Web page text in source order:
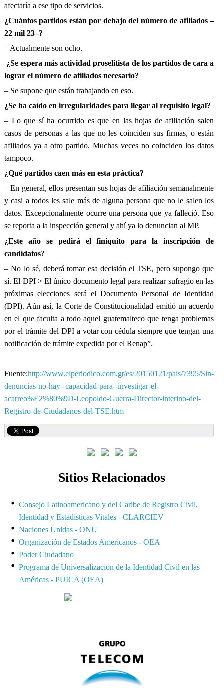
afectaría a ese tipo de servicios.
¿Cuántos partidos están por debajo del número de afiliados –
22 mil 23–?
– Actualmente son ocho.
¿Se espera más actividad proselitista de los partidos de cara a
lograr el número de afiliados necesario?
– Se supone que están trabajando en eso.
¿Se ha caído en irregularidades para llegar al requisito legal?
– Lo que sí ha ocurrido es que en las hojas de afiliación salen
casos de personas a las que no les coinciden sus firmas, o están
afiliados ya a otro partido. Muchas veces no coinciden los datos
tampoco.
¿Qué partidos caen más en esta práctica?
– En general, ellos presentan sus hojas de afiliación semanalmente
y casi a todos les sale más de alguna persona que no le salen los
datos. Excepcionalmente ocurre una persona que ya falleció. Eso
se reporta a la inspección general y ahí ya lo denuncian al MP.
¿Este año se pedirá el finiquito para la inscripción de
candidatos?
– No lo sé, deberá tomar esa decisión el TSE, pero supongo que
sí. El DPI > El único documento legal para realizar sufragio en las
próximas elecciones será el Documento Personal de Identidad
(DPI). Aún así, la Corte de Constitucionalidad emitió un acuerdo
en el que faculta a todo aquel guatemalteco que tenga problemas
por el trámite del DPI a votar con cédula siempre que tengan una
notificación de trámite expedida por el Renap”.
Fuente:http://www.elperiodico.com.gt/es/20150121/pais/7395/Sin-
denuncias-no-hay--capacidad-para--investigar-el-
acarreo%E2%80%9D-Leopoldo-Guerra-Director-interino-del-
Registro-de-Ciudadanos-del-TSE.htm
Sitios Relacionados
Consejo Latinoamericano y del Caribe de Registro Civil,
Identidad y Estadísticas Vitales - CLARCIEV
Naciones Unidas - ONU
Organización de Estados Americanos - OEA
Poder Ciudadano
Programa de Universalización de la Identidad Civil en las
Américas - PUICA (OEA)